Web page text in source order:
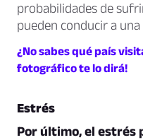
probabilidades de
pueden conducir a
¿No sabes qué país
fotográfico te lo dirá!
Estrés
Por último, el estrés